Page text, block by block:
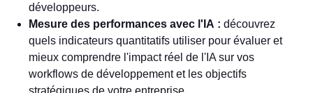
développeurs.
Mesure des performances avec l'IA : découvrez
quels indicateurs quantitatifs utiliser pour évaluer et
mieux comprendre l'impact réel de l'IA sur vos
workflows de développement et les objectifs